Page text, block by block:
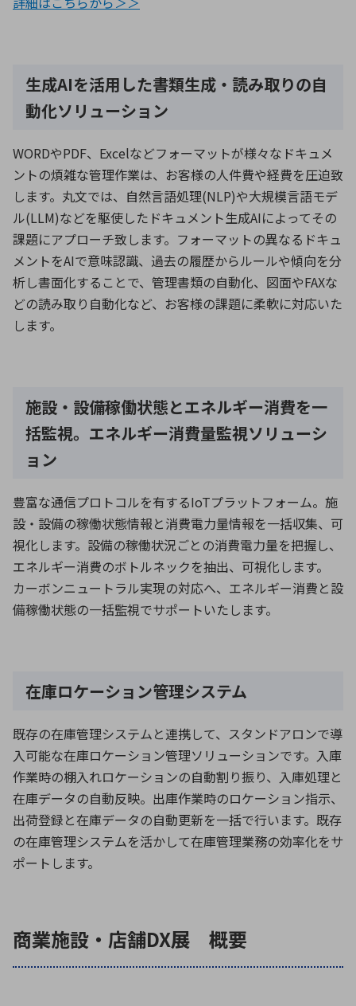
生成AIを活用した書類生成・読み取りの自
動化ソリューション
WORDやPDF、Excelなどフォーマットが様々なドキュメ
ントの煩雑な管理作業は、お客様の人件費や経費を圧迫致
します。丸文では、自然言語処理(NLP)や大規模言語モデ
ル(LLM)などを駆使したドキュメント生成AIによってその
課題にアプローチ致します。フォーマットの異なるドキュ
メントをAIで意味認識、過去の履歴からルールや傾向を分
析し書面化することで、管理書類の自動化、図面やFAXな
どの読み取り自動化など、お客様の課題に柔軟に対応いた
します。
施設・設備稼働状態とエネルギー消費を一
括監視。エネルギー消費量監視ソリューシ
ョン
豊富な通信プロトコルを有するIoTプラットフォーム。施
設・設備の稼働状態情報と消費電力量情報を一括収集、可
視化します。設備の稼働状況ごとの消費電力量を把握し、
エネルギー消費のボトルネックを抽出、可視化します。
カーボンニュートラル実現の対応へ、エネルギー消費と設
備稼働状態の一括監視でサポートいたします。
在庫ロケーション管理システム
既存の在庫管理システムと連携して、スタンドアロンで導
入可能な在庫ロケーション管理ソリューションです。入庫
作業時の棚入れロケーションの自動割り振り、入庫処理と
在庫データの自動反映。出庫作業時のロケーション指示、
出荷登録と在庫データの自動更新を一括で行います。既存
の在庫管理システムを活かして在庫管理業務の効率化をサ
ポートします。
商業施設・店舗DX展 概要